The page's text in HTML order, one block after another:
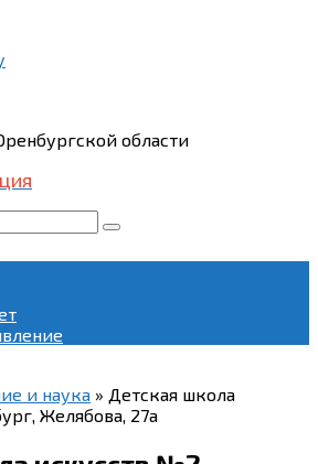
области
и наука » Детская школа
Желябова, 27а